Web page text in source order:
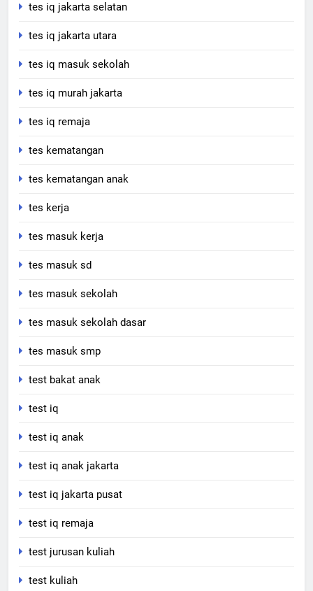
tes iq jakarta selatan
tes iq jakarta utara
tes iq masuk sekolah
tes iq murah jakarta
tes iq remaja
tes kematangan
tes kematangan anak
tes kerja
tes masuk kerja
tes masuk sd
tes masuk sekolah
tes masuk sekolah dasar
tes masuk smp
test bakat anak
test iq
test iq anak
test iq anak jakarta
test iq jakarta pusat
test iq remaja
test jurusan kuliah
test kuliah